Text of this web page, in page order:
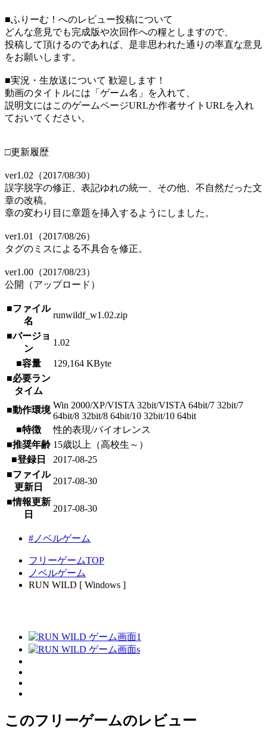
■ふりーむ！へのレビュー投稿について
どんな意見でも完成版や次回作への糧としますので、
投稿して頂けるのであれば、是非思われた通りの率直な意見
をお願いします。
■実況・生放送について 歓迎します！
動画のタイトルには「ゲーム名」を入れて、
説明文にはこのゲームページURLか作者サイトURLを入れ
ておいてください。
□更新履歴
ver1.02（2017/08/30）
誤字脱字の修正、表記ゆれの統一、その他、不自然だった文
章の改稿。
章の変わり目に章題を挿入するようにしました。
ver1.01（2017/08/26）
タグのミスによる不具合を修正。
ver1.00（2017/08/23）
公開（アップロード）
■ファイル
名
runwildf_w1.02.zip
■バージョ
ン
1.02
■容量
129,164 KByte
■必要ラン
タイム
■動作環境 Win 2000/XP/VISTA 32bit/VISTA 64bit/7 32bit/7
64bit/8 32bit/8 64bit/10 32bit/10 64bit
■特徴
性的表現/バイオレンス
■推奨年齢 15歳以上（高校生～）
■登録日
2017-08-25
■ファイル
更新日
2017-08-30
■情報更新
日
2017-08-30
#ノベルゲーム
フリーゲームTOP
ノベルゲーム
RUN WILD [ Windows ]
このフリーゲームのレビュー